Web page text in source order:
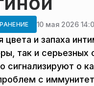
10 мая 2026
цвета и запаха
так и серьезных
сигнализируют о
с